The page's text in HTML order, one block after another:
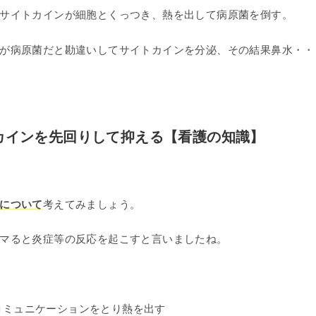
イトカインが細胞とくっつき、熱を出して病原菌を倒す。
病原菌だと勘違いしてサイトカインを分泌、その結果鼻水・
ンを先回りして抑える【看護の知識】
ついて考えてみましょう。
ると炎症等の反応を起こすと言いましたね。
ュニケーションをとり熱を出す